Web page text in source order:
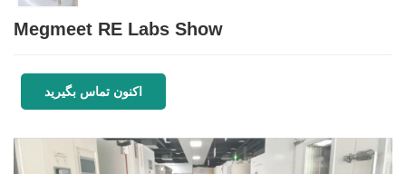
Megmeet RE Labs Show
اکنون تماس بگیرید